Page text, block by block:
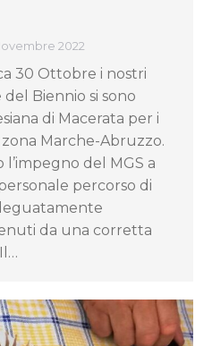
2022
30 Ottobre i nostri
Biennio si sono
di Macerata per i
Marche-Abruzzo.
del MGS a
percorso di
da una corretta